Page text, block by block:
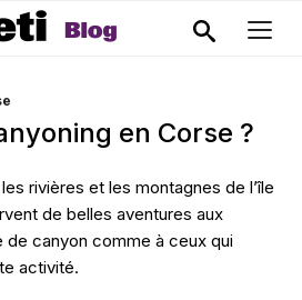
en Corse ?
rivières et les montagnes de l’île
de belles aventures aux
canyon comme à ceux qui
activité.